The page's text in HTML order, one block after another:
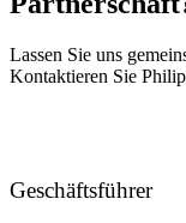
Lassen Sie uns
Kontaktieren Sie
Geschäftsführer